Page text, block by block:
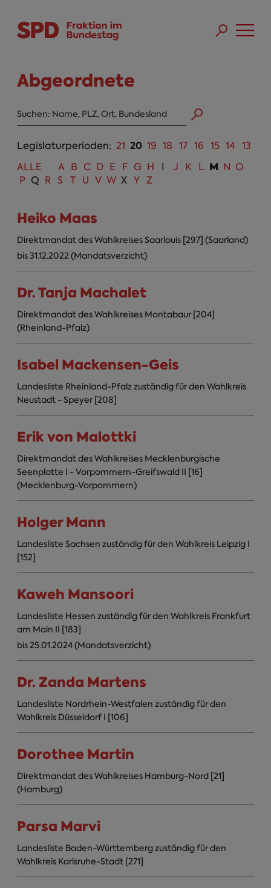
Abgeordnete
Abgeordneten Suche
Legislaturperioden: 21 20 19 18 17 16 15 14 13
ALLE
A B C D E F G H I J K L M N O
P Q R S T U V W X Y Z
Heiko Maas
Direktmandat des Wahlkreises Saarlouis [297] (Saarland)
bis 31.12.2022 (Mandatsverzicht)
Dr. Tanja Machalet
Direktmandat des Wahlkreises Montabaur [204]
(Rheinland-Pfalz)
Isabel Mackensen-Geis
Landesliste Rheinland-Pfalz zuständig für den Wahlkreis
Neustadt - Speyer [208]
Erik von Malottki
Direktmandat des Wahlkreises Mecklenburgische
Seenplatte I - Vorpommern-Greifswald II [16]
(Mecklenburg-Vorpommern)
Holger Mann
Landesliste Sachsen zuständig für den Wahlkreis Leipzig I
[152]
Kaweh Mansoori
Landesliste Hessen zuständig für den Wahlkreis Frankfurt
am Main II [183]
bis 25.01.2024 (Mandatsverzicht)
Dr. Zanda Martens
Landesliste Nordrhein-Westfalen zuständig für den
Wahlkreis Düsseldorf I [106]
Dorothee Martin
Direktmandat des Wahlkreises Hamburg-Nord [21]
(Hamburg)
Parsa Marvi
Landesliste Baden-Württemberg zuständig für den
Wahlkreis Karlsruhe-Stadt [271]